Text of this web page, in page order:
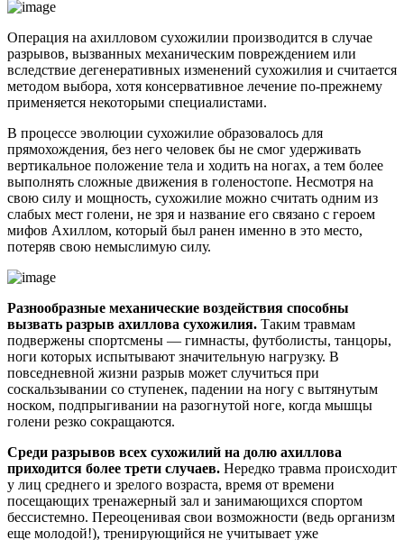
Операция на ахилловом сухожилии производится в случае
разрывов, вызванных механическим повреждением или
вследствие дегенеративных изменений сухожилия и считается
методом выбора, хотя консервативное лечение по-прежнему
применяется некоторыми специалистами.
В процессе эволюции сухожилие образовалось для
прямохождения, без него человек бы не смог удерживать
вертикальное положение тела и ходить на ногах, а тем более
выполнять сложные движения в голеностопе. Несмотря на
свою силу и мощность, сухожилие можно считать одним из
слабых мест голени, не зря и название его связано с героем
мифов Ахиллом, который был ранен именно в это место,
потеряв свою немыслимую силу.
Разнообразные механические воздействия способны
вызвать разрыв ахиллова сухожилия. Таким травмам
подвержены спортсмены — гимнасты, футболисты, танцоры,
ноги которых испытывают значительную нагрузку. В
повседневной жизни разрыв может случиться при
соскальзывании со ступенек, падении на ногу с вытянутым
носком, подпрыгивании на разогнутой ноге, когда мышцы
голени резко сокращаются.
Среди разрывов всех сухожилий на долю ахиллова
приходится более трети случаев. Нередко травма происходит
у лиц среднего и зрелого возраста, время от времени
посещающих тренажерный зал и занимающихся спортом
бессистемно. Переоценивая свои возможности (ведь организм
еще молодой!), тренирующийся не учитывает уже